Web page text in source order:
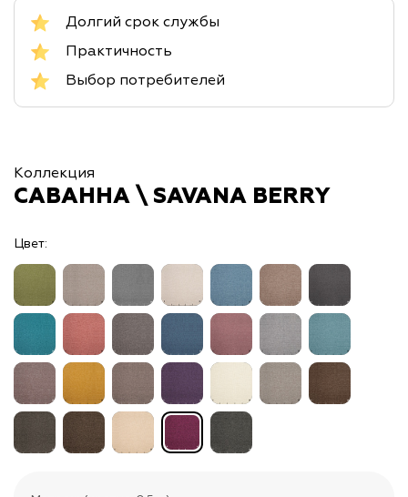
Долгий срок службы
Практичность
Выбор потребителей
Коллекция
САВАННА \ SAVANA BERRY
Цвет: